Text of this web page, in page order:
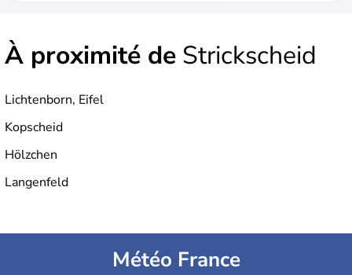
À proximité de Strickscheid
Lichtenborn, Eifel
Kopscheid
Hölzchen
Langenfeld
Météo France